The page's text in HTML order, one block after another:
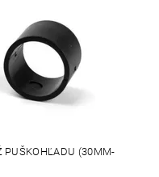
PUŠKOHĽADU (30MM-